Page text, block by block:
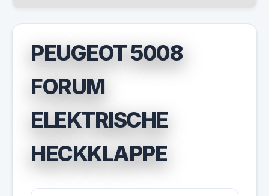
PEUGEOT 5008
FORUM
ELEKTRISCHE
HECKKLAPPE